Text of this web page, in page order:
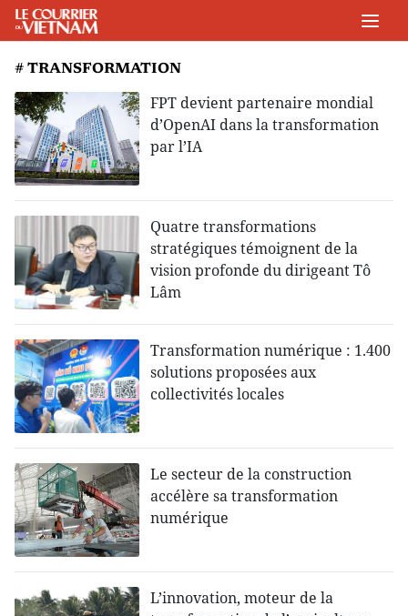
# TRANSFORMATION
FPT devient partenaire mondial
d’OpenAI dans la transformation
par l’IA
Quatre transformations
stratégiques témoignent de la
vision profonde du dirigeant Tô
Lâm
Transformation numérique : 1.400
solutions proposées aux
collectivités locales
Le secteur de la construction
accélère sa transformation
numérique
L’innovation, moteur de la